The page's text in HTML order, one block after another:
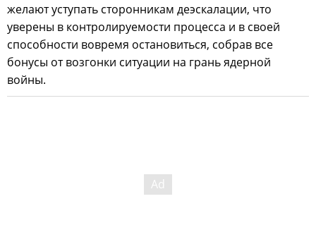
желают уступать сторонникам деэскалации, что
уверены в контролируемости процесса и в своей
способности вовремя остановиться, собрав все
бонусы от возгонки ситуации на грань ядерной
войны.